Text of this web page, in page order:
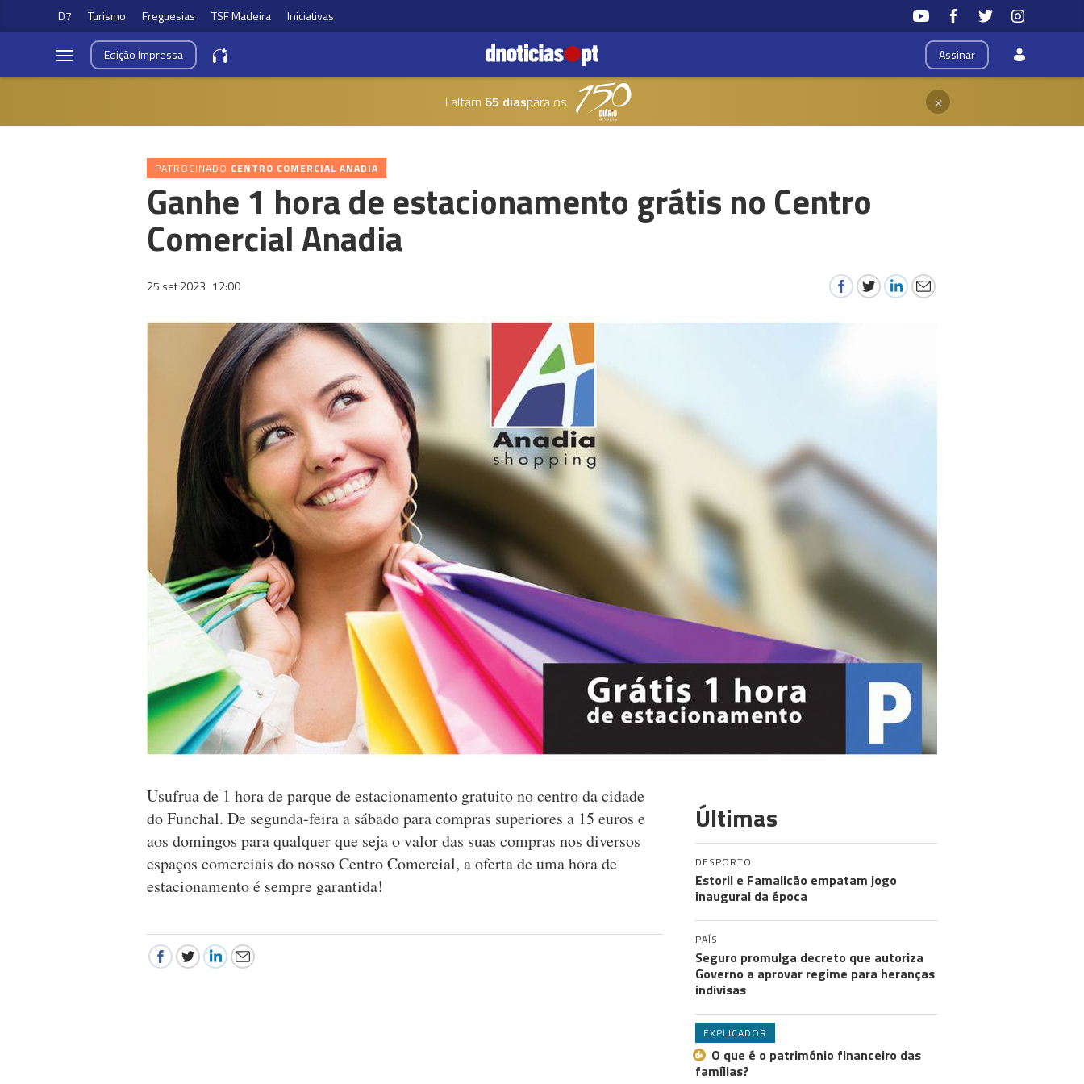
D7 Turismo Freguesias TSF Madeira Iniciativas
Assinar
EdiçãoImpressa
Faltam 65 diaspara os ×
PATROCINADO CENTRO COMERCIAL ANADIA
Ganhe 1 hora de estacionamento grátis no Centro
Comercial Anadia
25 set 2023 12:00
Usufrua de 1 hora de parque de estacionamento gratuito no centro da cidade
do Funchal. De segunda-feira a sábado para compras superiores a 15 euros e
aos domingos para qualquer que seja o valor das suas compras nos diversos
espaços comerciais do nosso Centro Comercial, a oferta de uma hora de
estacionamento é sempre garantida!
Últimas
DESPORTO
Estoril e Famalicão empatam jogo
inaugural da época
PAÍS
Seguro promulga decreto que autoriza
Governo a aprovar regime para heranças
indivisas
EXPLICADOR
O que é o património financeiro das
famílias?